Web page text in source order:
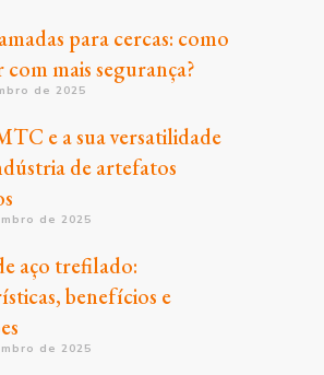
para cercas: como
com mais segurança?
de 2025
e a sua versatilidade
de artefatos
de 2025
aço trefilado:
benefícios e
de 2025